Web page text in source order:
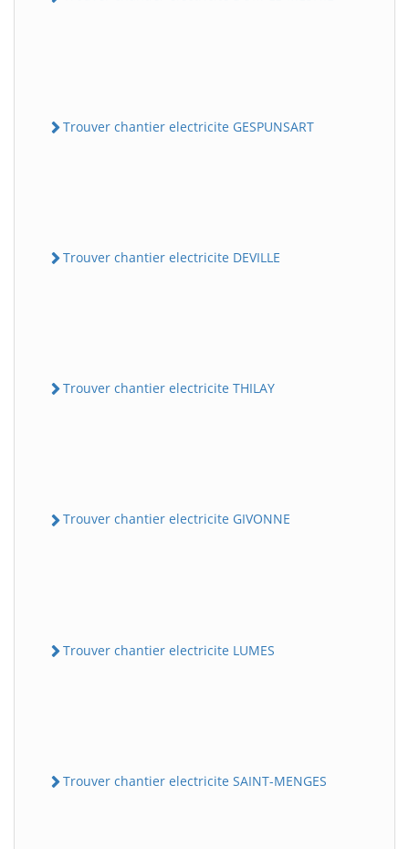
Trouver chantier electricite GESPUNSART
Trouver chantier electricite DEVILLE
Trouver chantier electricite THILAY
Trouver chantier electricite GIVONNE
Trouver chantier electricite LUMES
Trouver chantier electricite SAINT-MENGES